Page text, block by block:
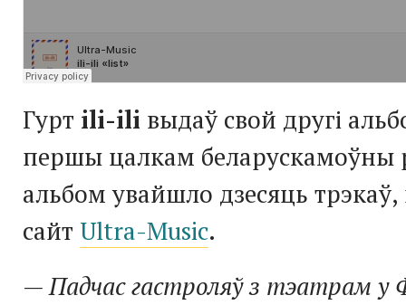
Гурт ili-ili выдаў свой другі
першы цалкам беларускамоўны
альбом увайшло дзесяць
сайт Ultra-Music.
— Падчас гастроляў з тэатрам у